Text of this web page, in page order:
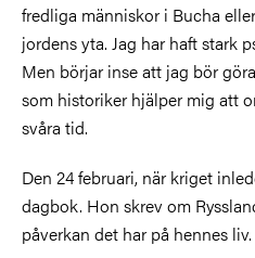
fredliga människor i Bucha
jordens yta. Jag har haft stark
Men börjar inse att jag bör
som historiker hjälper mig att
svåra tid.
Den 24 februari, när kriget
dagbok. Hon skrev om
påverkan det har på hennes liv.